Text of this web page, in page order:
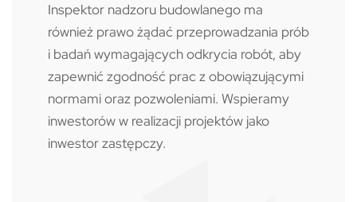
Inspektor nadzoru budowlanego ma
również prawo żądać przeprowadzania prób
i badań wymagających odkrycia robót, aby
zapewnić zgodność prac z obowiązującymi
normami oraz pozwoleniami. Wspieramy
inwestorów w realizacji projektów jako
inwestor zastępczy.